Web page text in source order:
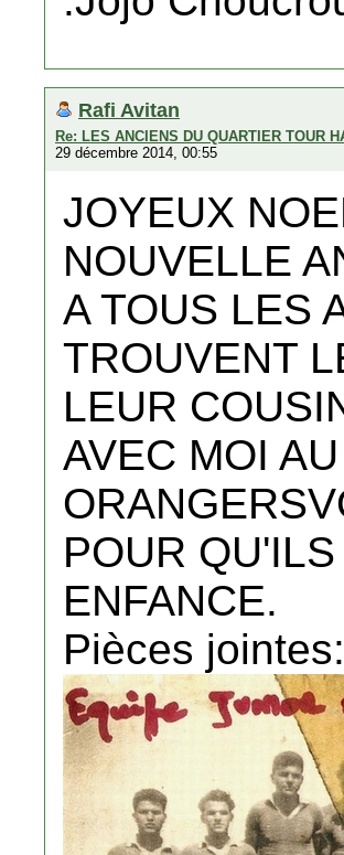
Rafi Avitan
Re: LES ANCIENS DU QUARTIER TOUR
29 décembre 2014, 00:55
JOYEUX
NOUVELLE
A TOUS LES
TROUVENT
LEUR
AVEC MOI
POUR
ENFANCE.
Pièces jointes: